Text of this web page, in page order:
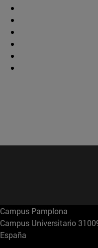
Campus Pamplona
Campus Universitario
España